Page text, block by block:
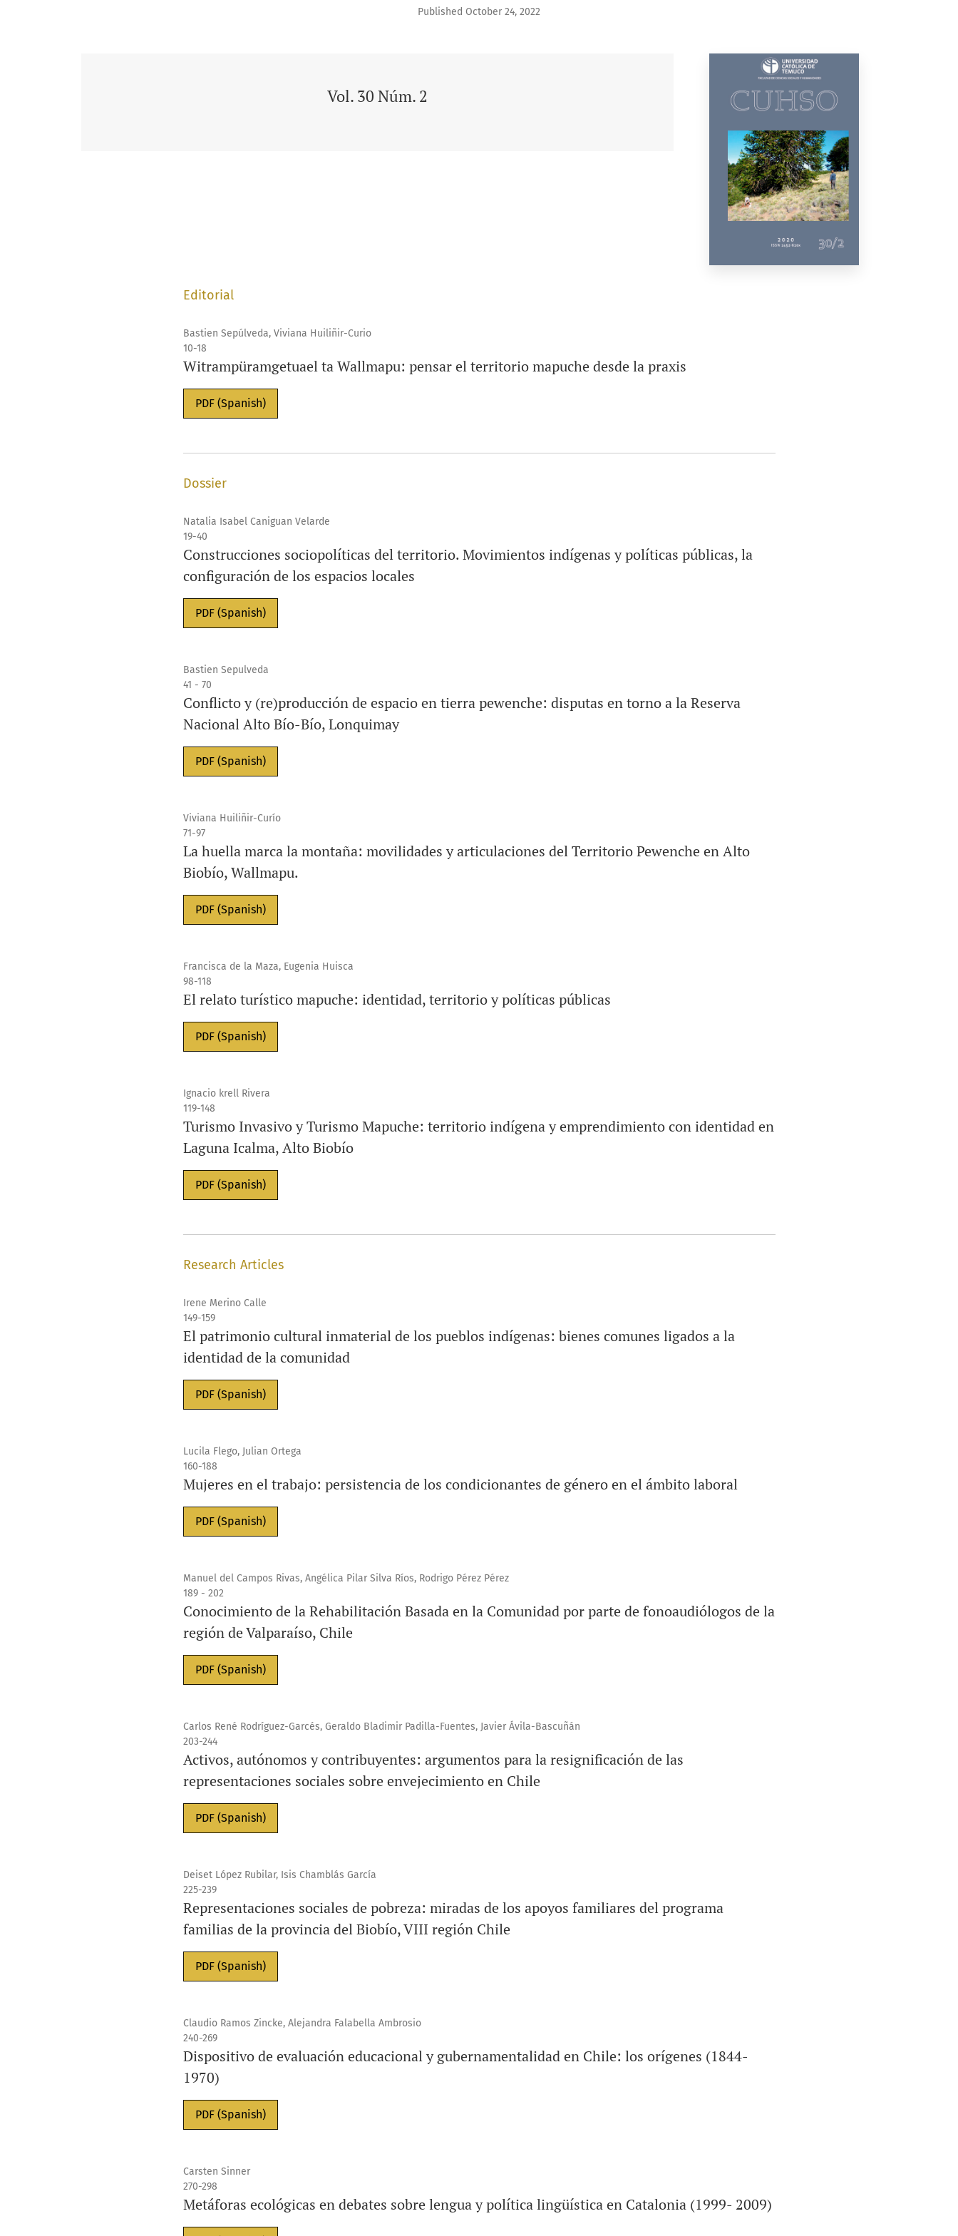
Published October 24, 2022
Vol. 30 Núm. 2
Editorial
Bastien Sepúlveda, Viviana Huiliñir-Curio
10-18
Witrampüramgetuael ta Wallmapu: pensar el territorio mapuche desde la praxis
PDF (Spanish)
Dossier
Natalia Isabel Caniguan Velarde
19-40
Construcciones sociopolíticas del territorio. Movimientos indígenas y políticas públicas, la
configuración de los espacios locales
PDF (Spanish)
Bastien Sepulveda
41 - 70
Conflicto y (re)producción de espacio en tierra pewenche: disputas en torno a la Reserva
Nacional Alto Bío-Bío, Lonquimay
PDF (Spanish)
Viviana Huiliñir-Curío
71-97
La huella marca la montaña: movilidades y articulaciones del Territorio Pewenche en Alto
Biobío, Wallmapu.
PDF (Spanish)
Francisca de la Maza, Eugenia Huisca
98-118
El relato turístico mapuche: identidad, territorio y políticas públicas
PDF (Spanish)
Ignacio krell Rivera
119-148
Turismo Invasivo y Turismo Mapuche: territorio indígena y emprendimiento con identidad en
Laguna Icalma, Alto Biobío
PDF (Spanish)
Research Articles
Irene Merino Calle
149-159
El patrimonio cultural inmaterial de los pueblos indígenas: bienes comunes ligados a la
identidad de la comunidad
PDF (Spanish)
Lucila Flego, Julian Ortega
160-188
Mujeres en el trabajo: persistencia de los condicionantes de género en el ámbito laboral
PDF (Spanish)
Manuel del Campos Rivas, Angélica Pilar Silva Ríos, Rodrigo Pérez Pérez
189 - 202
Conocimiento de la Rehabilitación Basada en la Comunidad por parte de fonoaudiólogos de la
región de Valparaíso, Chile
PDF (Spanish)
Carlos René Rodríguez-Garcés, Geraldo Bladimir Padilla-Fuentes, Javier Ávila-Bascuñán
203-244
Activos, autónomos y contribuyentes: argumentos para la resignificación de las
representaciones sociales sobre envejecimiento en Chile
PDF (Spanish)
Deiset López Rubilar, Isis Chamblás García
225-239
Representaciones sociales de pobreza: miradas de los apoyos familiares del programa
familias de la provincia del Biobío, VIII región Chile
PDF (Spanish)
Claudio Ramos Zincke, Alejandra Falabella Ambrosio
240-269
Dispositivo de evaluación educacional y gubernamentalidad en Chile: los orígenes (1844-
1970)
PDF (Spanish)
Carsten Sinner
270-298
Metáforas ecológicas en debates sobre lengua y política lingüística en Catalonia (1999- 2009)